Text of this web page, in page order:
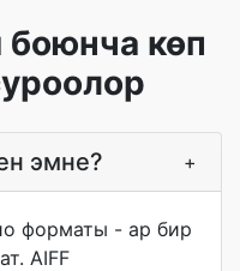
боюнча көп
эмне? +
форматы - ар бир
AIFF